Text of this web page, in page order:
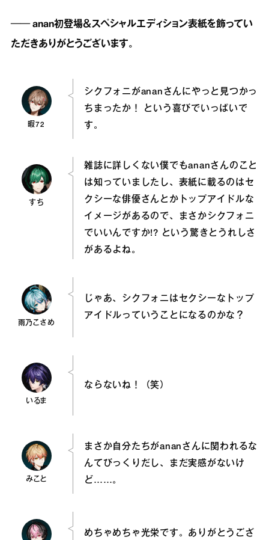
── anan初登場＆スペシャルエディション表紙を飾ってい
ただきありがとうございます。
暇72
シクフォニがananさんにやっと見つかっ
ちまったか！ という喜びでいっぱいで
す。
すち
雑誌に詳しくない僕でもananさんのこと
は知っていましたし、表紙に載るのはセ
クシーな俳優さんとかトップアイドルな
イメージがあるので、まさかシクフォニ
でいいんですか!? という驚きとうれしさ
があるよね。
雨乃こさめ
じゃあ、シクフォニはセクシーなトップ
アイドルっていうことになるのかな？
いるま
ならないね！（笑）
みこと
まさか自分たちがananさんに関われるな
んてびっくりだし、まだ実感がないけ
ど……。
めちゃめちゃ光栄です。ありがとうござ